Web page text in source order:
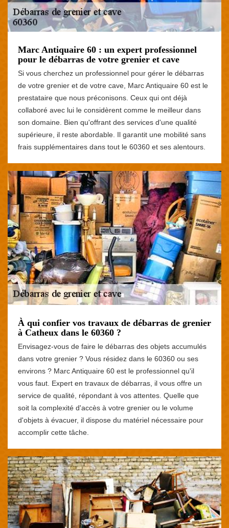
Marc Antiquaire 60 : un expert professionnel
pour le débarras de votre grenier et cave
Si vous cherchez un professionnel pour gérer le débarras
de votre grenier et de votre cave, Marc Antiquaire 60 est le
prestataire que nous préconisons. Ceux qui ont déjà
collaboré avec lui le considèrent comme le meilleur dans
son domaine. Bien qu'offrant des services d'une qualité
supérieure, il reste abordable. Il garantit une mobilité sans
frais supplémentaires dans tout le 60360 et ses alentours.
À qui confier vos travaux de débarras de grenier
à Catheux dans le 60360 ?
Envisagez-vous de faire le débarras des objets accumulés
dans votre grenier ? Vous résidez dans le 60360 ou ses
environs ? Marc Antiquaire 60 est le professionnel qu'il
vous faut. Expert en travaux de débarras, il vous offre un
service de qualité, répondant à vos attentes. Quelle que
soit la complexité d'accès à votre grenier ou le volume
d'objets à évacuer, il dispose du matériel nécessaire pour
accomplir cette tâche.